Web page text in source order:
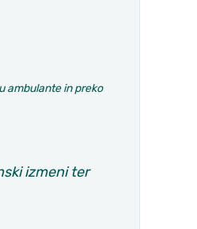
ambulante in preko
izmeni ter